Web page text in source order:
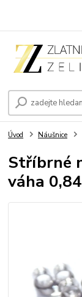
Úvod Náušnice
Stříbrné
váha